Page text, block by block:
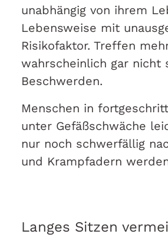
unabhängig von ihrem
Lebensweise mit
Risikofaktor. Treffen
wahrscheinlich gar nicht
Beschwerden.
Menschen in
unter Gefäßschwäche
nur noch schwerfällig
und Krampfadern
Langes Sitzen